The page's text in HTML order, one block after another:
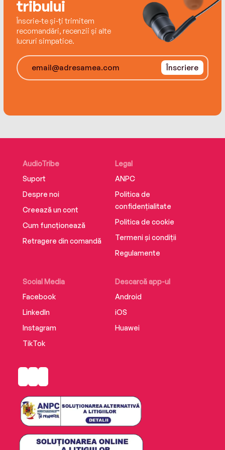
Repair, restore, and reuse
tribului
Înscrie-te și-ți trimitem
recomandări, recenzii și alte
lucruri simpatice.
Înscriere
AudioTribe
Suport
Despre noi
Creează un cont
Cum funcționează
Retragere din comandă
Social Media
Facebook
LinkedIn
Instagram
TikTok
Descarcă app-ul
Android
iOS
Huawei
Legal
ANPC
Politica de
confidențialitate
Politica de cookie
Termeni și condiții
Regulamente